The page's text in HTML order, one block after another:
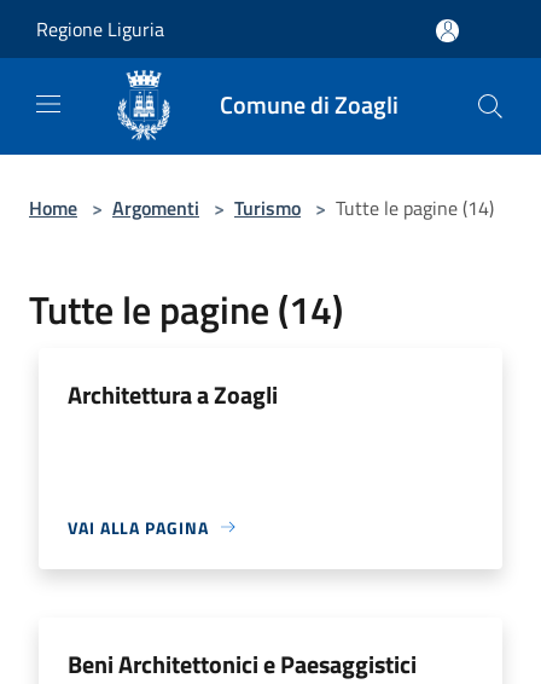
Regione Liguria
Comune di Zoagli
Home > Argomenti > Turismo > Tutte le pagine (14)
Tutte le pagine (14)
Architettura a Zoagli
VAI ALLA PAGINA
Beni Architettonici e Paesaggistici